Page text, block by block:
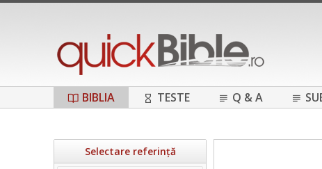
BIBLIA TESTE Q & A
Selectare referință